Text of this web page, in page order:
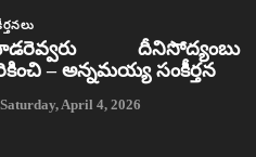
దీనిసోద్యంబు
– అన్నమయ్య సంకీర్తన
Saturday, April 4, 2026